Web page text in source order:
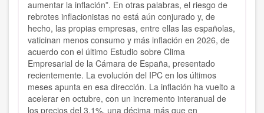
aumentar la inflación”. En otras palabras, el riesgo de
rebrotes inflacionistas no está aún conjurado y, de
hecho, las propias empresas, entre ellas las españolas,
vaticinan menos consumo y más inflación en 2026, de
acuerdo con el último Estudio sobre Clima
Empresarial de la Cámara de España, presentado
recientemente. La evolución del IPC en los últimos
meses apunta en esa dirección. La inflación ha vuelto a
acelerar en octubre, con un incremento interanual de
los precios del 3,1%, una décima más que en